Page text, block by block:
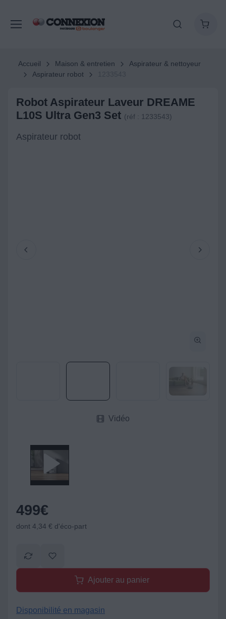
Accueil Maison & entretien
Aspirateur & nettoyeur
Aspirateur robot
Robot Aspirateur Laveur DREAME
L10S Ultra Gen3 Set (réf : 1233543)
Aspirateur robot
Vidéo
499€
dont 4,34 € d'éco-part
Ajouter au panier
Disponibilité en magasin